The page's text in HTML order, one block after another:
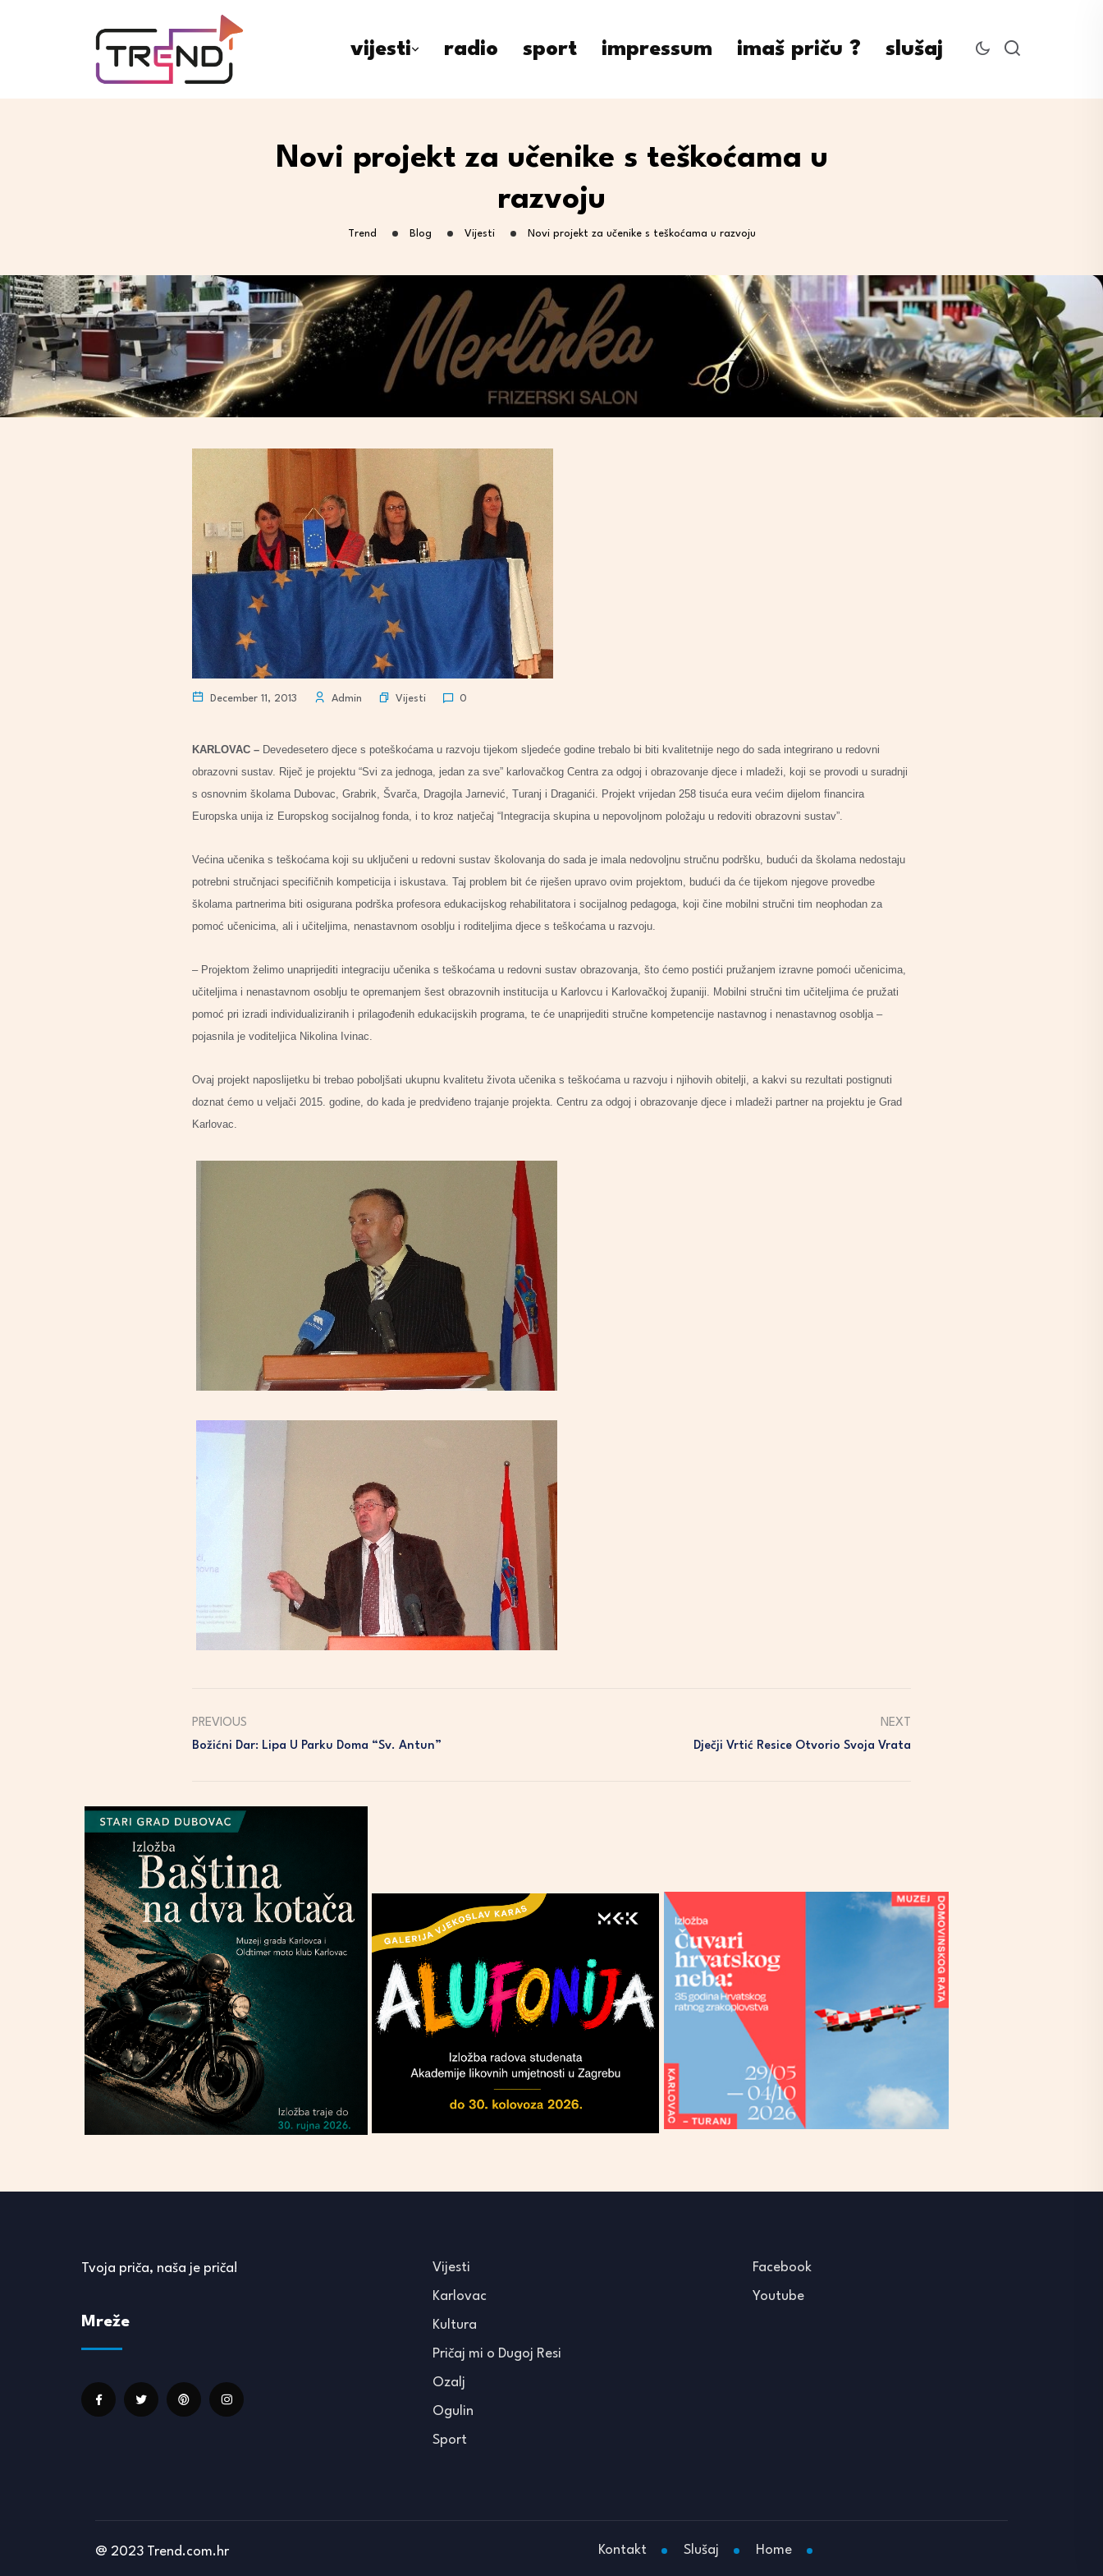
vijesti radio sport impressum imaš priču ? slušaj
Novi projekt za učenike s teškoćama u
razvoju
Trend Blog Vijesti Novi projekt za učenike s teškoćama u razvoju
December 11, 2013 Admin Vijesti 0
KARLOVAC – Devedesetero djece s poteškoćama u razvoju tijekom sljedeće godine trebalo bi biti kvalitetnije nego do sada integrirano u redovni
obrazovni sustav. Riječ je projektu “Svi za jednoga, jedan za sve” karlovačkog Centra za odgoj i obrazovanje djece i mladeži, koji se provodi u suradnji
s osnovnim školama Dubovac, Grabrik, Švarča, Dragojla Jarnević, Turanj i Draganići. Projekt vrijedan 258 tisuća eura većim dijelom financira
Europska unija iz Europskog socijalnog fonda, i to kroz natječaj “Integracija skupina u nepovoljnom položaju u redoviti obrazovni sustav”.
Većina učenika s teškoćama koji su uključeni u redovni sustav školovanja do sada je imala nedovoljnu stručnu podršku, budući da školama nedostaju
potrebni stručnjaci specifičnih kompeticija i iskustava. Taj problem bit će riješen upravo ovim projektom, budući da će tijekom njegove provedbe
školama partnerima biti osigurana podrška profesora edukacijskog rehabilitatora i socijalnog pedagoga, koji čine mobilni stručni tim neophodan za
pomoć učenicima, ali i učiteljima, nenastavnom osoblju i roditeljima djece s teškoćama u razvoju.
– Projektom želimo unaprijediti integraciju učenika s teškoćama u redovni sustav obrazovanja, što ćemo postići pružanjem izravne pomoći učenicima,
učiteljima i nenastavnom osoblju te opremanjem šest obrazovnih institucija u Karlovcu i Karlovačkoj županiji. Mobilni stručni tim učiteljima će pružati
pomoć pri izradi individualiziranih i prilagođenih edukacijskih programa, te će unaprijediti stručne kompetencije nastavnog i nenastavnog osoblja –
pojasnila je voditeljica Nikolina Ivinac.
Ovaj projekt naposlijetku bi trebao poboljšati ukupnu kvalitetu života učenika s teškoćama u razvoju i njihovih obitelji, a kakvi su rezultati postignuti
doznat ćemo u veljači 2015. godine, do kada je predviđeno trajanje projekta. Centru za odgoj i obrazovanje djece i mladeži partner na projektu je Grad
Karlovac.
PREVIOUS
Božićni Dar: Lipa U Parku Doma “Sv. Antun”
NEXT
Dječji Vrtić Resice Otvorio Svoja Vrata
Tvoja priča, naša je priča!
Mreže
Vijesti
Karlovac
Kultura
Pričaj mi o Dugoj Resi
Ozalj
Ogulin
Sport
Facebook
Youtube
@ 2023 Trend.com.hr Kontakt Slušaj Home